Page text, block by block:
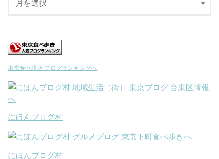
東京食べ歩き ブログランキングへ
にほんブログ村
にほんブログ村